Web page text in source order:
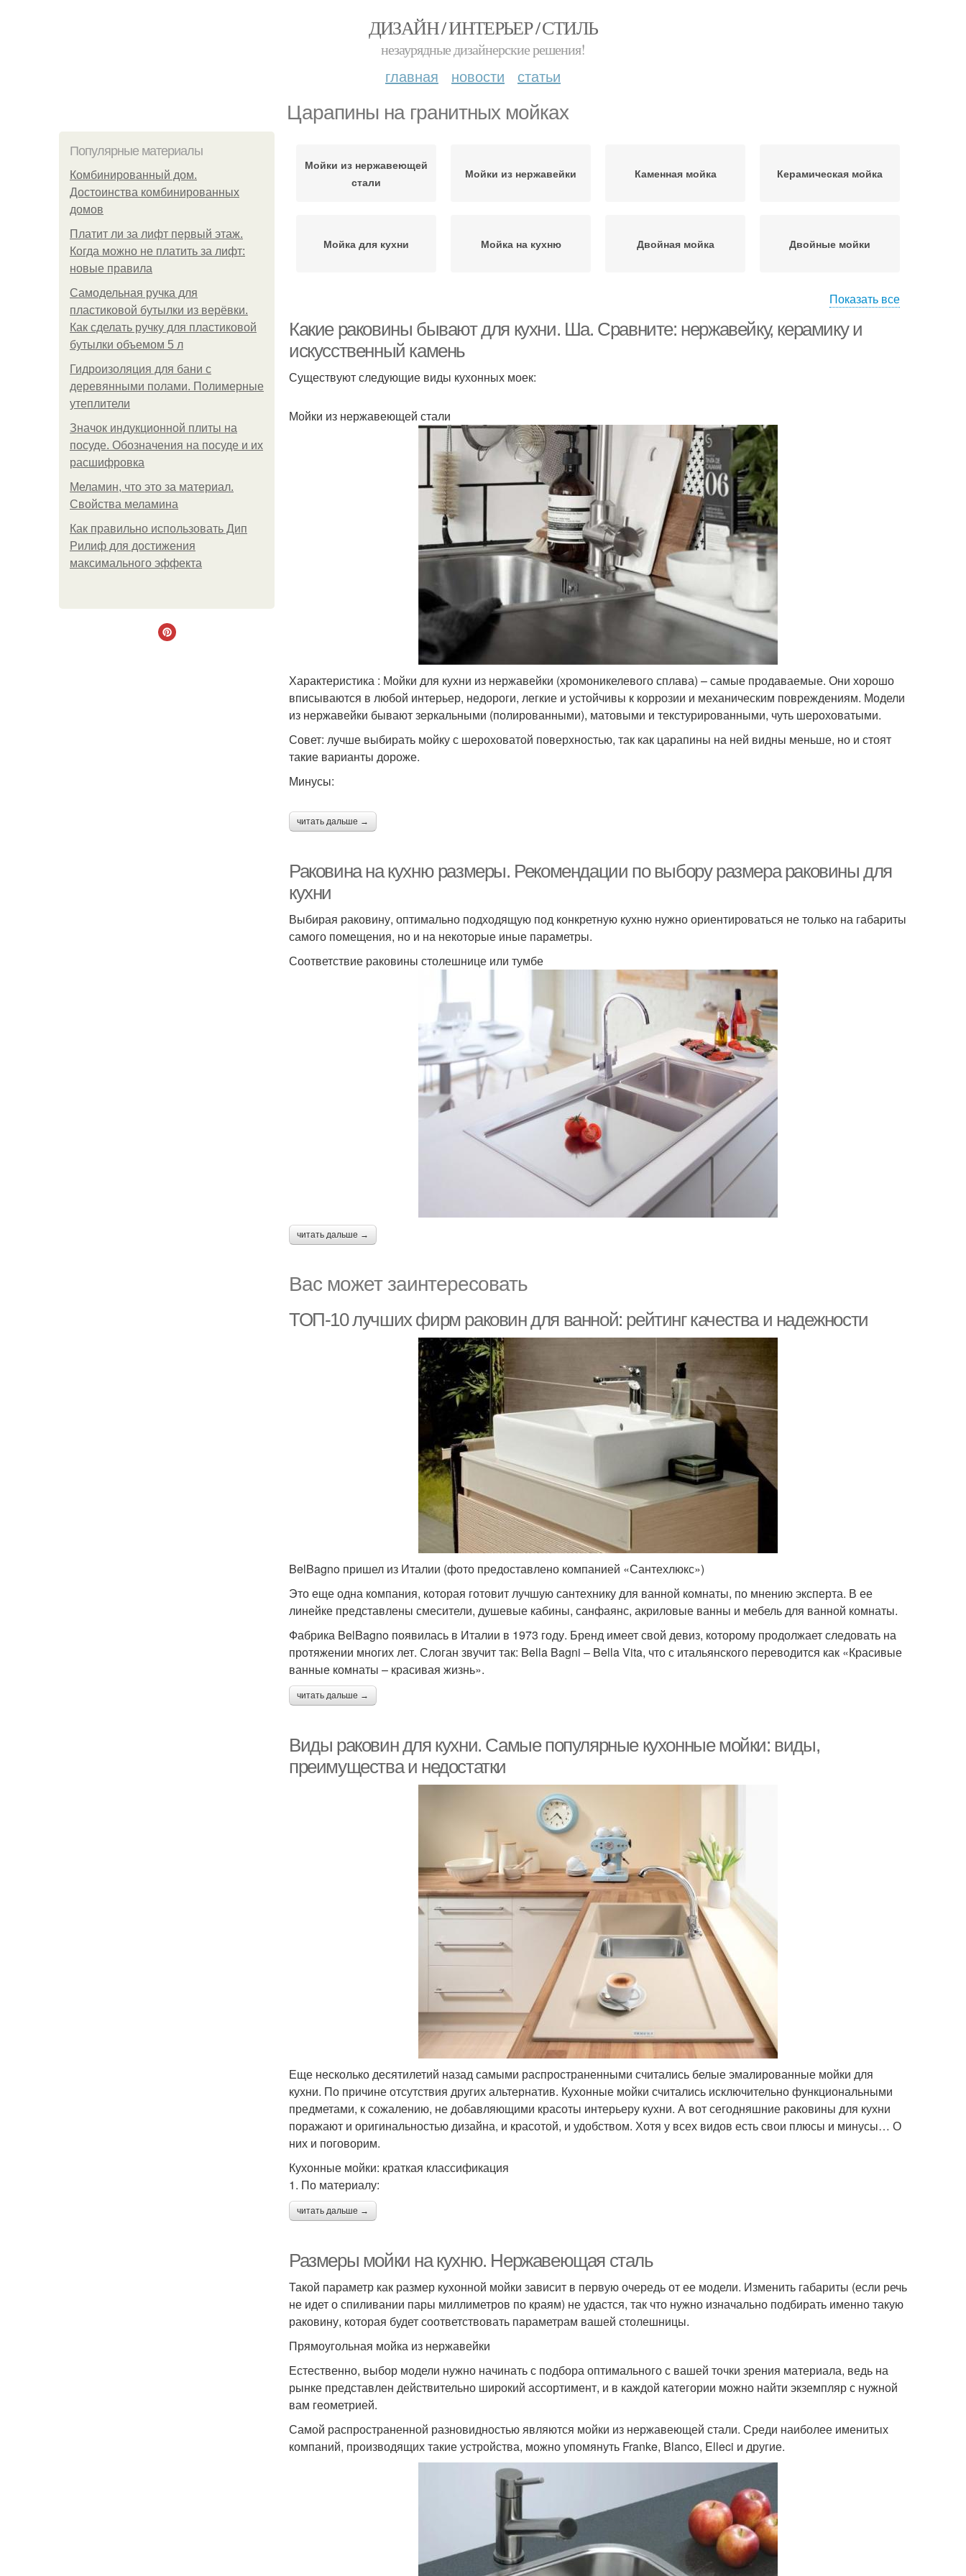
ДИЗАЙН / ИНТЕРЬЕР / СТИЛЬ
незаурядные дизайнерские решения!
главная новости статьи
Царапины на гранитных мойках
Популярные материалы
Комбинированный дом.
Достоинства комбинированных
домов
Платит ли за лифт первый этаж.
Когда можно не платить за лифт:
новые правила
Самодельная ручка для
пластиковой бутылки из верёвки.
Как сделать ручку для пластиковой
бутылки объемом 5 л
Гидроизоляция для бани с
деревянными полами. Полимерные
утеплители
Значок индукционной плиты на
посуде. Обозначения на посуде и их
расшифровка
Меламин, что это за материал.
Свойства меламина
Как правильно использовать Дип
Рилиф для достижения
максимального эффекта
Мойки из нержавеющей
стали
Мойки из нержавейки Каменная мойка Керамическая мойка
Мойка для кухни Мойка на кухню Двойная мойка Двойные мойки
Тумба под мойку Большая мойка
Показать все
Какие раковины бывают для кухни. Ша. Сравните: нержавейку, керамику и
искусственный камень
Существуют следующие виды кухонных моек:
Мойки из нержавеющей стали
Характеристика : Мойки для кухни из нержавейки (хромоникелевого сплава) – самые продаваемые. Они хорошо
вписываются в любой интерьер, недороги, легкие и устойчивы к коррозии и механическим повреждениям. Модели
из нержавейки бывают зеркальными (полированными), матовыми и текстурированными, чуть шероховатыми.
Совет: лучше выбирать мойку с шероховатой поверхностью, так как царапины на ней видны меньше, но и стоят
такие варианты дороже.
Минусы:
читать дальше →
Раковина на кухню размеры. Рекомендации по выбору размера раковины для
кухни
Выбирая раковину, оптимально подходящую под конкретную кухню нужно ориентироваться не только на габариты
самого помещения, но и на некоторые иные параметры.
Соответствие раковины столешнице или тумбе
читать дальше →
Вас может заинтересовать
ТОП-10 лучших фирм раковин для ванной: рейтинг качества и надежности
BelBagno пришел из Италии (фото предоставлено компанией «Сантехлюкс»)
Это еще одна компания, которая готовит лучшую сантехнику для ванной комнаты, по мнению эксперта. В ее
линейке представлены смесители, душевые кабины, санфаянс, акриловые ванны и мебель для ванной комнаты.
Фабрика BelBagno появилась в Италии в 1973 году. Бренд имеет свой девиз, которому продолжает следовать на
протяжении многих лет. Слоган звучит так: Bella Bagni – Bella Vita, что с итальянского переводится как «Красивые
ванные комнаты – красивая жизнь».
читать дальше →
Виды раковин для кухни. Самые популярные кухонные мойки: виды,
преимущества и недостатки
Еще несколько десятилетий назад самыми распространенными считались белые эмалированные мойки для
кухни. По причине отсутствия других альтернатив. Кухонные мойки считались исключительно функциональными
предметами, к сожалению, не добавляющими красоты интерьеру кухни. А вот сегодняшние раковины для кухни
поражают и оригинальностью дизайна, и красотой, и удобством. Хотя у всех видов есть свои плюсы и минусы… О
них и поговорим.
Кухонные мойки: краткая классификация
1. По материалу:
читать дальше →
Размеры мойки на кухню. Нержавеющая сталь
Такой параметр как размер кухонной мойки зависит в первую очередь от ее модели. Изменить габариты (если речь
не идет о спиливании пары миллиметров по краям) не удастся, так что нужно изначально подбирать именно такую
раковину, которая будет соответствовать параметрам вашей столешницы.
Прямоугольная мойка из нержавейки
Естественно, выбор модели нужно начинать с подбора оптимального с вашей точки зрения материала, ведь на
рынке представлен действительно широкий ассортимент, и в каждой категории можно найти экземпляр с нужной
вам геометрией.
Самой распространенной разновидностью являются мойки из нержавеющей стали. Среди наиболее именитых
компаний, производящих такие устройства, можно упомянуть Franke, Blanco, Elleci и другие.